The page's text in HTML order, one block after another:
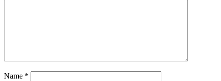
Name *